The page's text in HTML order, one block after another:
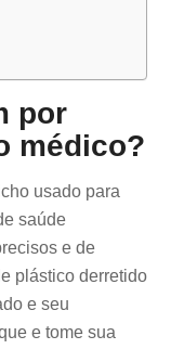
por
médico?
usado para
saúde
e de
plástico derretido
e seu
e tome sua